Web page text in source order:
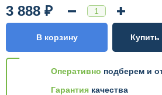
Оперативно подберем и
Гарантия качества
3 888 ₽
В корзину Купить